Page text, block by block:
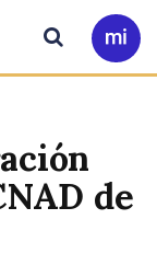
Ir
a
Buscar
de